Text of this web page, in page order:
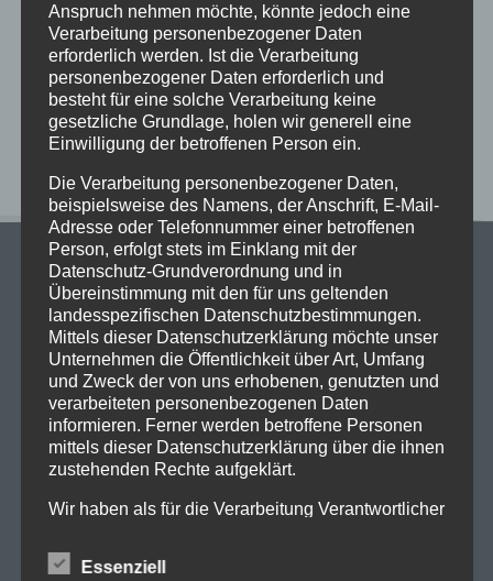
Innenhofparty des Kollegiums – Kunst trifft
Gemeinschaft
Exkursionstag der Einführungsphase (EF/11)
Neueste Kommentare
Stadtgymnasium Dortmund
Adresse: Heiliger Weg 25, 44135 Dortmund
Telefon: 0231-50 23 136
Fax: 0231-50 10 769
eMail: stadt-gymnasium@stadtdo.de
Anspruch nehmen möchte, könnte jedoch eine
Verarbeitung personenbezogener Daten
erforderlich werden. Ist die Verarbeitung
personenbezogener Daten erforderlich und
besteht für eine solche Verarbeitung keine
gesetzliche Grundlage, holen wir generell eine
Einwilligung der betroffenen Person ein.
Die Verarbeitung personenbezogener Daten,
beispielsweise des Namens, der Anschrift, E-Mail-
Adresse oder Telefonnummer einer betroffenen
Person, erfolgt stets im Einklang mit der
Datenschutz-Grundverordnung und in
Übereinstimmung mit den für uns geltenden
landesspezifischen Datenschutzbestimmungen.
Mittels dieser Datenschutzerklärung möchte unser
Unternehmen die Öffentlichkeit über Art, Umfang
und Zweck der von uns erhobenen, genutzten und
verarbeiteten personenbezogenen Daten
informieren. Ferner werden betroffene Personen
mittels dieser Datenschutzerklärung über die ihnen
zustehenden Rechte aufgeklärt.
Wir haben als für die Verarbeitung Verantwortlicher
Maßnahmen umgesetzt, um einen möglichst
lückenlosen Schutz der über diese Internetseite
Essenziell